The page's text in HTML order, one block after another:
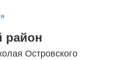
район
Островского